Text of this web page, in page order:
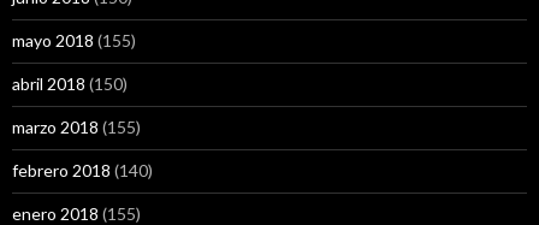
mayo 2018 (155)
abril 2018 (150)
marzo 2018 (155)
febrero 2018 (140)
enero 2018 (155)